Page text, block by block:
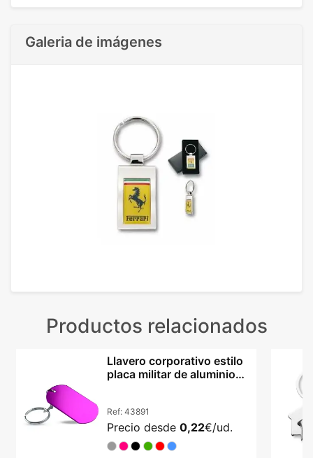
Galeria de imágenes
Productos relacionados
Llavero corporativo estilo
placa militar de aluminio
Ref: 43891
Precio desde 0,22€/ud.